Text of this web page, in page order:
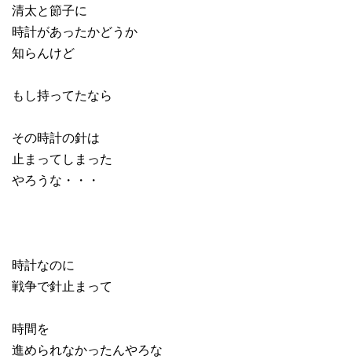
清太と節子に
時計があったかどうか
知らんけど
もし持ってたなら
その時計の針は
止まってしまった
やろうな・・・
時計なのに
戦争で針止まって
時間を
進められなかったんやろな